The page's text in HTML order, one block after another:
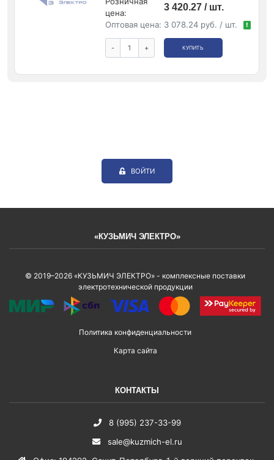
цена:
3 420.27 / шт.
Оптовая цена: 3 078.24 руб. / шт. !
- + КУПИТЬ
ВОЙТИ
«КУЗЬМИЧ ЭЛЕКТРО»
© 2019–2026 «КУЗЬМИЧ ЭЛЕКТРО» - комплексные поставки
электротехнической продукции
Политика конфиденциальности
Карта сайта
КОНТАКТЫ
8 (995) 237-33-99
sale@kuzmich-el.ru